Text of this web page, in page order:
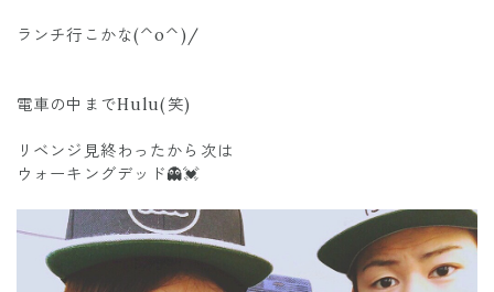
ランチ行こかな(^o^)/
電車の中までHulu(笑)
リベンジ見終わったから次は
ウォーキングデッド👻💓